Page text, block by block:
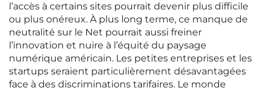
l’accès à certains sites pourrait devenir plus difficile
ou plus onéreux. À plus long terme, ce manque de
neutralité sur le Net pourrait aussi freiner
l’innovation et nuire à l’équité du paysage
numérique américain. Les petites entreprises et les
startups seraient particulièrement désavantagées
face à des discriminations tarifaires. Le monde